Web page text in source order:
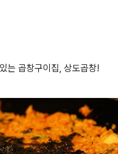
는 곱창구이집, 상도곱창!